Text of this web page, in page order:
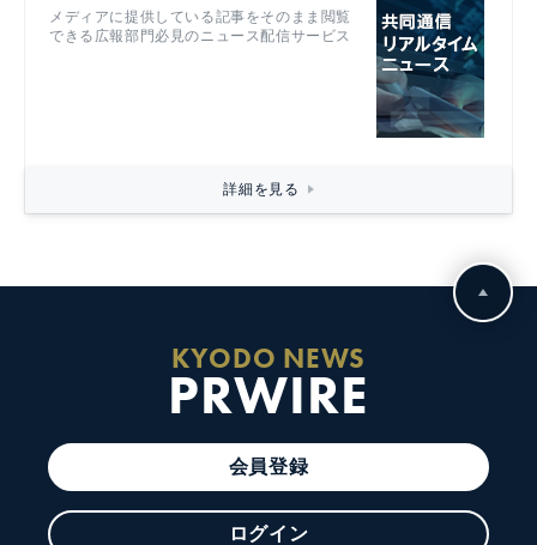
メディアに提供している記事をそのまま閲覧
できる広報部門必見のニュース配信サービス
詳細を見る
KYODO NEWS
PRWIRE
会員登録
ログイン